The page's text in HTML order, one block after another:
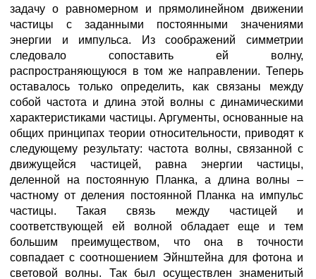
задачу о равномерном и прямолинейном движении
частицы с заданными постоянными значениями
энергии и импульса. Из соображений симметрии
следовало сопоставить ей волну,
распространяющуюся в том же направлении. Теперь
оставалось только определить, как связаны между
собой частота и длина этой волны с динамическими
характеристиками частицы. Аргументы, основанные на
общих принципах теории относительности, приводят к
следующему результату: частота волны, связанной с
движущейся частицей, равна энергии частицы,
деленной на постоянную Планка, а длина волны –
частному от деления постоянной Планка на импульс
частицы. Такая связь между частицей и
соответствующей ей волной обладает еще и тем
большим преимуществом, что она в точности
совпадает с соотношением Эйнштейна для фотона и
световой волны. Так был осуществлен знаменитый